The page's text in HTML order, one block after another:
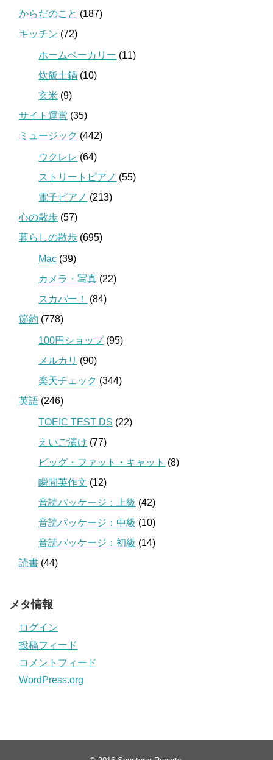
からだのこと (187)
キッチン (72)
ホームベーカリー (11)
炊飯土鍋 (10)
玄米 (9)
サイト運営 (35)
ミュージック (442)
ウクレレ (64)
ストリートピアノ (55)
電子ピアノ (213)
心の散歩 (57)
暮らしの散歩 (695)
Mac (39)
カメラ・写真 (22)
スカパー！
(84)
節約 (778)
100円ショップ(95)
メルカリ (90)
楽天チェック (344)
英語 (246)
TOEIC TEST DS (22)
えいご漬け (77)
ビッグ・ファット・キャット (8)
瞬間英作文 (12)
音読パッケージ：上級 (42)
音読パッケージ：中級 (10)
音読パッケージ：初級 (14)
読書 (44)
メタ情報
ログイン
投稿フィード
コメントフィード
WordPress.org